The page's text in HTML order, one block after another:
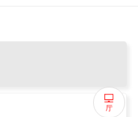
厅